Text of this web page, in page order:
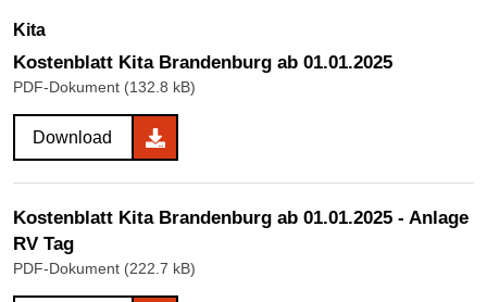
Kita
Kostenblatt Kita Brandenburg ab 01.01.2025
PDF-Dokument (132.8 kB)
Download
Kostenblatt Kita Brandenburg ab 01.01.2025 - Anlage
RV Tag
PDF-Dokument (222.7 kB)